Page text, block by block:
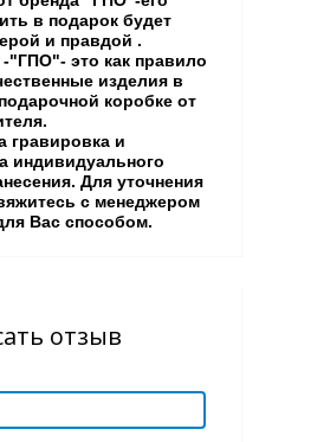
в подарок будет
и правдой .
это как правило
изделия в
коробке от
гравировка и
индивидуального
Для уточнения
с менеджером
Вас способом.
отзыв